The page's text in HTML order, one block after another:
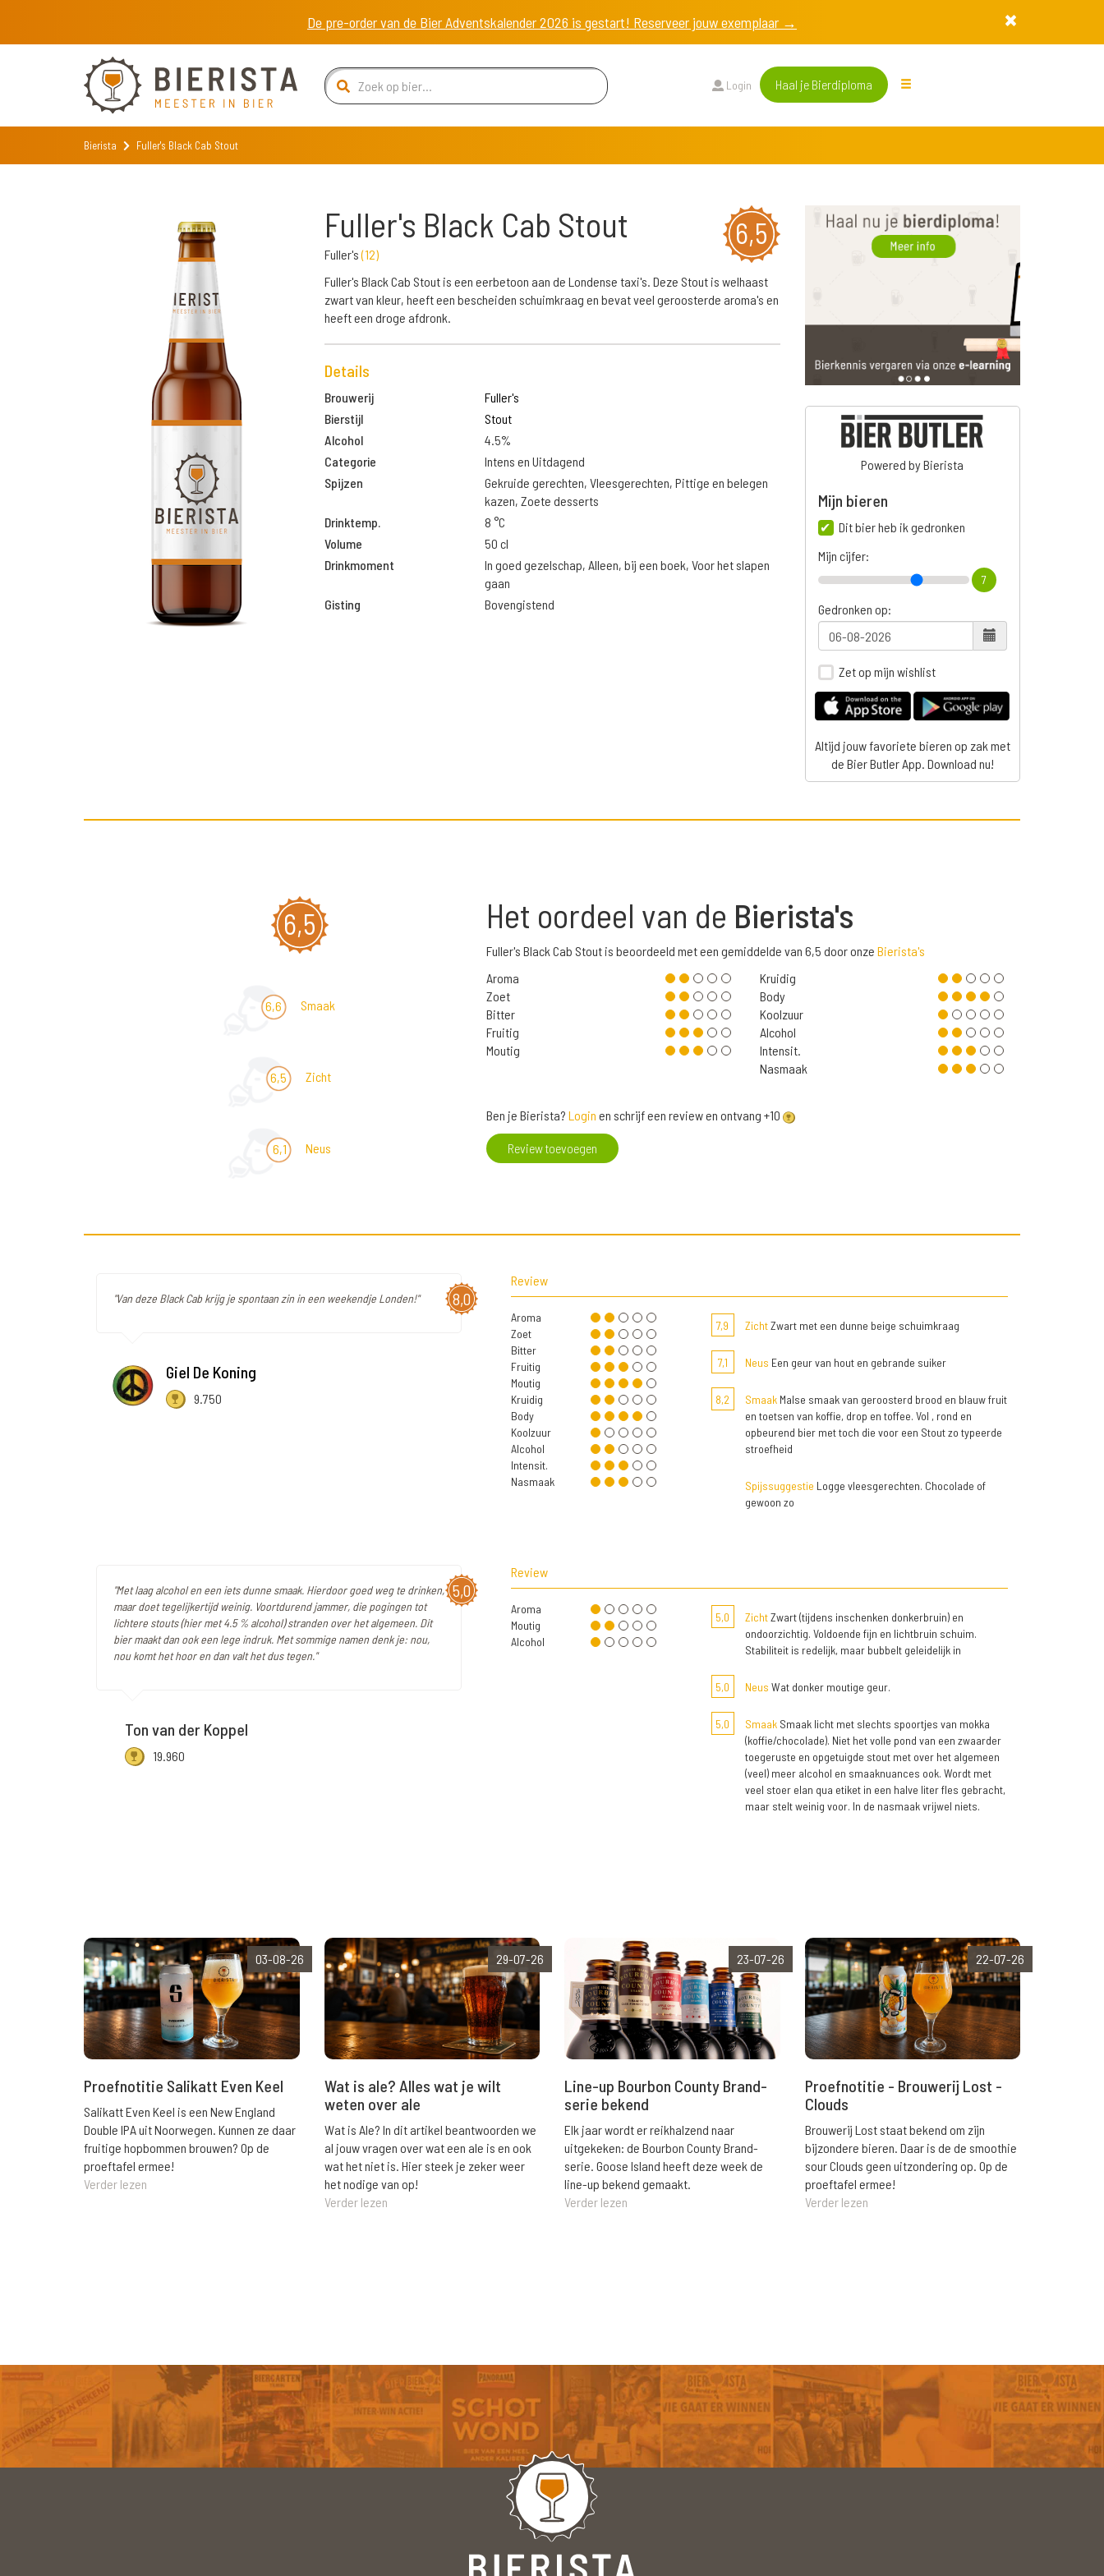
De pre-order van de Bier Adventskalender 2026 is gestart! Reserveer jouw exemplaar →
Login Haal je Bierdiploma
Bierista Fuller's Black Cab Stout
6,5
Fuller's Black Cab Stout
Fuller's(12)
Fuller's Black Cab Stout is een eerbetoon aan de Londense taxi's. Deze Stout is welhaast
zwart van kleur, heeft een bescheiden schuimkraag en bevat veel geroosterde aroma's en
heeft een droge afdronk.
Details
Brouwerij
Fuller's
Bierstijl
Stout
Alcohol
4.5%
Categorie
Intens en Uitdagend
Spijzen
Gekruide gerechten, Vleesgerechten, Pittige en belegen
kazen, Zoete desserts
Drinktemp.
8 °C
Volume
50 cl
Drinkmoment
In goed gezelschap, Alleen, bij een boek, Voor het slapen
gaan
Gisting
Bovengistend
Powered by Bierista
Mijn bieren
Dit bier heb ik gedronken
Mijn cijfer:
7
Gedronken op:
Zet op mijn wishlist
Altijd jouw favoriete bieren op zak met
de Bier Butler App. Download nu!
6,5
6,6 Smaak
6,5 Zicht
6,1 Neus
Het oordeel van de Bierista's
Fuller's Black Cab Stout is beoordeeld met een gemiddelde van 6,5 door onze Bierista's
Aroma
Zoet
Bitter
Fruitig
Moutig
Kruidig
Body
Koolzuur
Alcohol
Intensit.
Nasmaak
Ben je Bierista? Login en schrijf een review en ontvang +10
Review toevoegen
8,0
"Van deze Black Cab krijg je spontaan zin in een weekendje Londen!"
Giel De Koning
9.750
Review
Aroma
Zoet
Bitter
Fruitig
Moutig
Kruidig
Body
Koolzuur
Alcohol
Intensit.
Nasmaak
7,9 ZichtZwart met een dunne beige schuimkraag
7,1 Neus Een geur van hout en gebrande suiker
8,2 SmaakMalse smaak van geroosterd brood en blauw fruit
en toetsen van koffie, drop en toffee. Vol , rond en
opbeurend bier met toch die voor een Stout zo typeerde
stroefheid
Spijssuggestie Logge vleesgerechten. Chocolade of
gewoon zo
5,0
"Met laag alcohol en een iets dunne smaak. Hierdoor goed weg te drinken,
maar doet tegelijkertijd weinig. Voortdurend jammer, die pogingen tot
lichtere stouts (hier met 4.5 % alcohol) stranden over het algemeen. Dit
bier maakt dan ook een lege indruk. Met sommige namen denk je: nou,
nou komt het hoor en dan valt het dus tegen."
Ton van der Koppel
19.960
Review
Aroma
Moutig
Alcohol
5,0 ZichtZwart (tijdens inschenken donkerbruin) en
ondoorzichtig. Voldoende fijn en lichtbruin schuim.
Stabiliteit is redelijk, maar bubbelt geleidelijk in
5,0 Neus Wat donker moutige geur.
5,0 SmaakSmaak licht met slechts spoortjes van mokka
(koffie/chocolade). Niet het volle pond van een zwaarder
toegeruste en opgetuigde stout met over het algemeen
(veel) meer alcohol en smaaknuances ook. Wordt met
veel stoer elan qua etiket in een halve liter fles gebracht,
maar stelt weinig voor. In de nasmaak vrijwel niets.
03-08-26
Proefnotitie Salikatt Even Keel
Salikatt Even Keel is een New England
Double IPA uit Noorwegen. Kunnen ze daar
fruitige hopbommen brouwen? Op de
proeftafel ermee!
Verder lezen
29-07-26
Wat is ale? Alles wat je wilt
weten over ale
Wat is Ale? In dit artikel beantwoorden we
al jouw vragen over wat een ale is en ook
wat het niet is. Hier steek je zeker weer
het nodige van op!
Verder lezen
23-07-26
Line-up Bourbon County Brand-
serie bekend
Elk jaar wordt er reikhalzend naar
uitgekeken: de Bourbon County Brand-
serie. Goose Island heeft deze week de
line-up bekend gemaakt.
Verder lezen
22-07-26
Proefnotitie - Brouwerij Lost -
Clouds
Brouwerij Lost staat bekend om zijn
bijzondere bieren. Daar is de de smoothie
sour Clouds geen uitzondering op. Op de
proeftafel ermee!
Verder lezen